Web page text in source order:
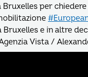
Bruxelles per
e in altre
Vista /